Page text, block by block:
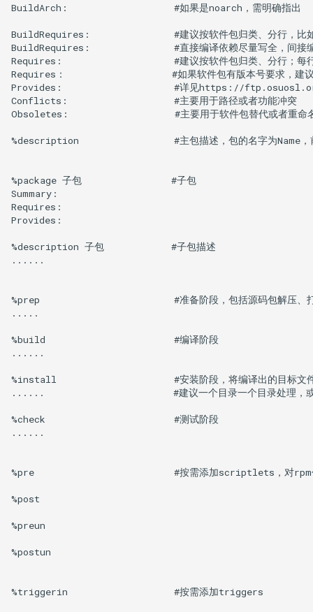
BuildArch:                   #如果是noarch，需明确指出
BuildRequires:               #建议按软件包归类、分行，比如基
BuildRequires:               #直接编译依赖尽量写全，间接编译
Requires:                    #建议按软件包归类、分行；每行的多
Requires：                   #如果软件包有版本号要求，建议
Provides:                    #详见https://ftp.osuosl.org/
Conflicts:                   #主要用于路径或者功能冲突
Obsoletes:                   #主要用于软件包替代或者重命
%description                 #主包描述，包的名字为Name，前
%package 子包                #子包
Summary:
Requires:
Provides:
%description 子包            #子包描述
......
%prep                        #准备阶段，包括源码包解压、打
.....
%build                       #编译阶段
......
%install                     #安装阶段，将编译出的目标文件安
......                       #建议一个目录一个目录处理，或者一
%check                       #测试阶段
......
%pre                         #按需添加scriptlets，对rpm包安装
%post
%preun
%postun
%triggerin                   #按需添加triggers